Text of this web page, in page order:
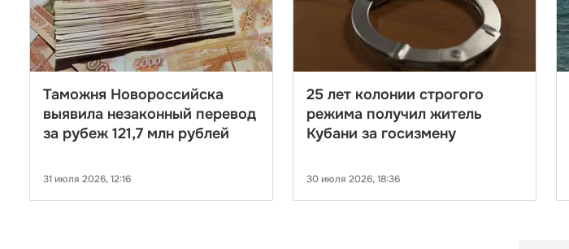
Таможня Новороссийска
выявила незаконный перевод
за рубеж 121,7 млн рублей
31 июля 2026, 12:16
25 лет колонии строгого
режима получил житель
Кубани за госизмену
30 июля 2026, 18:36